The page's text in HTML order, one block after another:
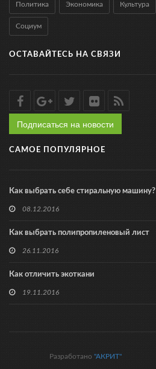
Политика Экономика Культура
Социум
ОСТАВАЙТЕСЬ НА СВЯЗИ
Подписаться на новости
САМОЕ ПОПУЛЯРНОЕ
Как выбрать себе стиральную машину?
08.12.2016
Как выбрать полипропиленовый лист
26.11.2016
Как отличить экоткани
19.11.2016
Разработано "АКРИТ"